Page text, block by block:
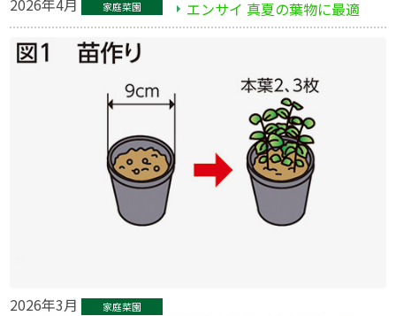
家庭菜園 エンサイ 真夏の葉物に最適
2026年3月 家庭菜園